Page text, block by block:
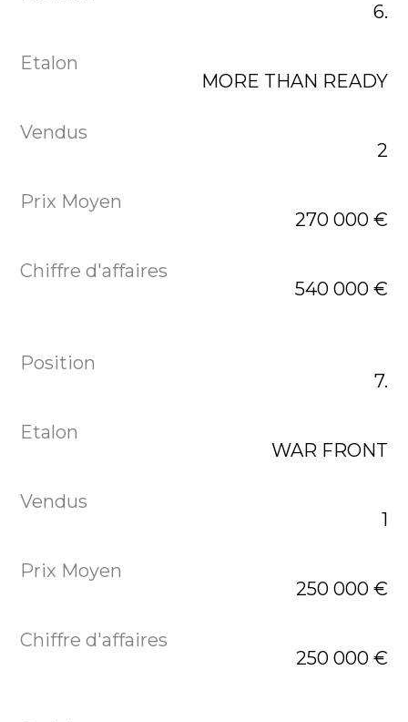
6.
MORE THAN READY
2
270 000 €
540 000 €
7.
WAR FRONT
1
250 000 €
250 000 €